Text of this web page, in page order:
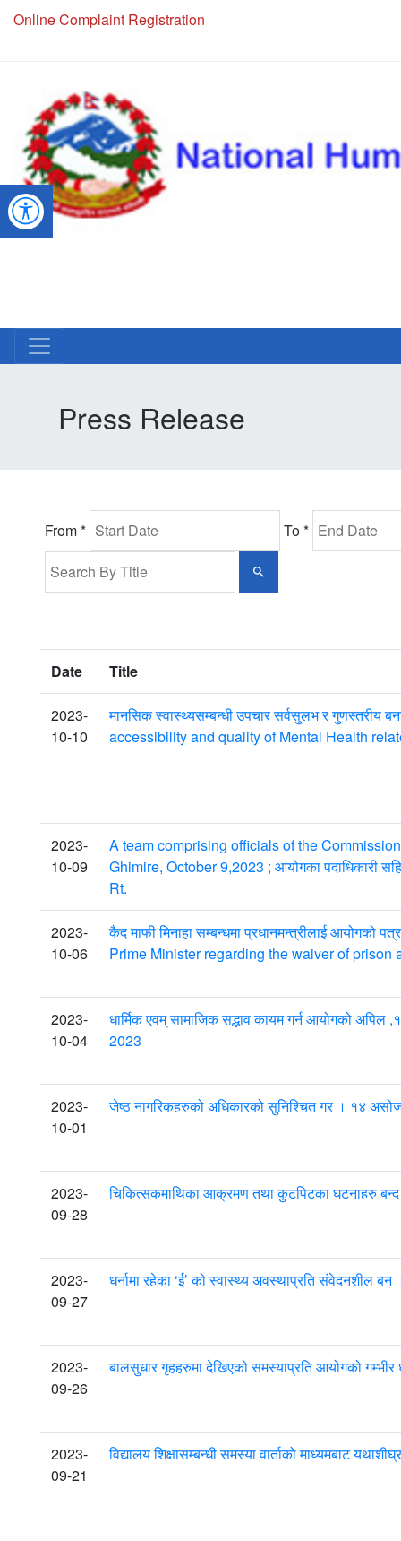
NHRC Hotline - +977-1-5010000 (24 Hours, 365 Days)
Press Release
From * To *
Date Title
2023-
10-10
मानसिक स्वास्थ्यसम्बन्धी उपचार सर्वसुलभ र
accessibility and quality of Mental Health
2023-
10-09
A team comprising officials of the
Ghimire, October 9,2023 ; आयोगका पदाधिकारी
Rt.
2023-
10-06
कैद माफी मिनाहा सम्बन्धमा प्रधानमन्त्रीलाई
Prime Minister regarding the waiver of prison
2023-
10-04
धार्मिक एवम् सामाजिक सद्भाव कायम गर्न आयोगको
2023
2023-
10-01
जेष्ठ नागरिकहरुको अधिकारको सुनिश्चित गर । १४
2023-
09-28
चिकित्सकमाथिका आक्रमण तथा कुटपिटका घटनाहरु
2023-
09-27
धर्नामा रहेका ‘ई’ को स्वास्थ्य अवस्थाप्रति संवेदनशील
2023-
09-26
बालसुधार गृहहरुमा देखिएको समस्याप्रति आयोगको
2023-
09-21
विद्यालय शिक्षासम्बन्धी समस्या वार्ताको माध्यमबाट